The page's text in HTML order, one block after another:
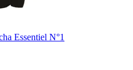
Essentiel N°1